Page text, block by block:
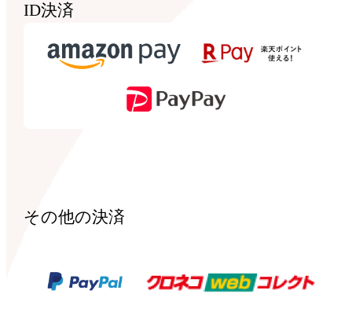
ID決済
その他の決済